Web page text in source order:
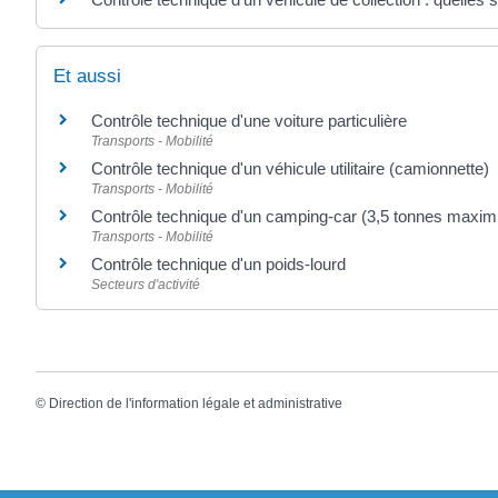
Et aussi
Contrôle technique d'une voiture particulière
Transports - Mobilité
Contrôle technique d'un véhicule utilitaire (camionnette)
Transports - Mobilité
Contrôle technique d'un camping-car (3,5 tonnes
Transports - Mobilité
Contrôle technique d'un poids-lourd
Secteurs d'activité
© Direction de l'information légale et administrative